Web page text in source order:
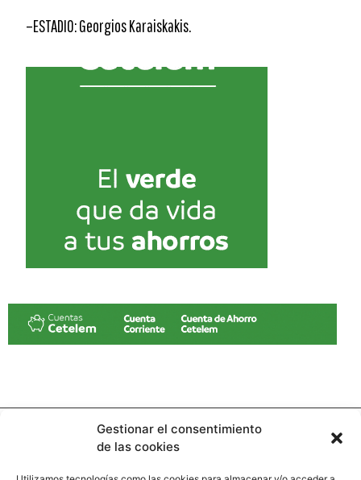
Gestionar el consentimiento
de las cookies
–ESTADIO: Georgios Karaiskakis.